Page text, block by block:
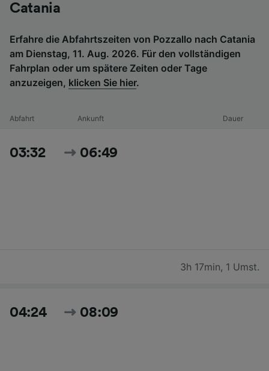
Catania
Erfahre die Abfahrtszeiten von Pozzallo nach Catania
am Dienstag, 11. Aug. 2026. Für den vollständigen
Fahrplan oder um spätere Zeiten oder Tage
anzuzeigen, klicken Sie hier.
Abfahrt Ankunft Dauer
03:32 06:49
3h 17min, 1 Umst.
04:24 08:09